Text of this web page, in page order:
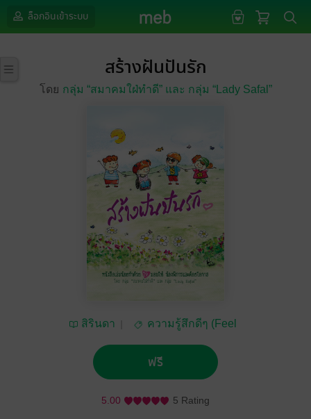
ล็อกอินเข้าระบบ
สร้างฝันปันรัก
โดย กลุ่ม “สมาคมใฝ่ทำดี” และ กลุ่ม “Lady Safal”
สิรินดา
ความรู้สึกดีๆ (Feel
ฟรี
5.00 5 Rating